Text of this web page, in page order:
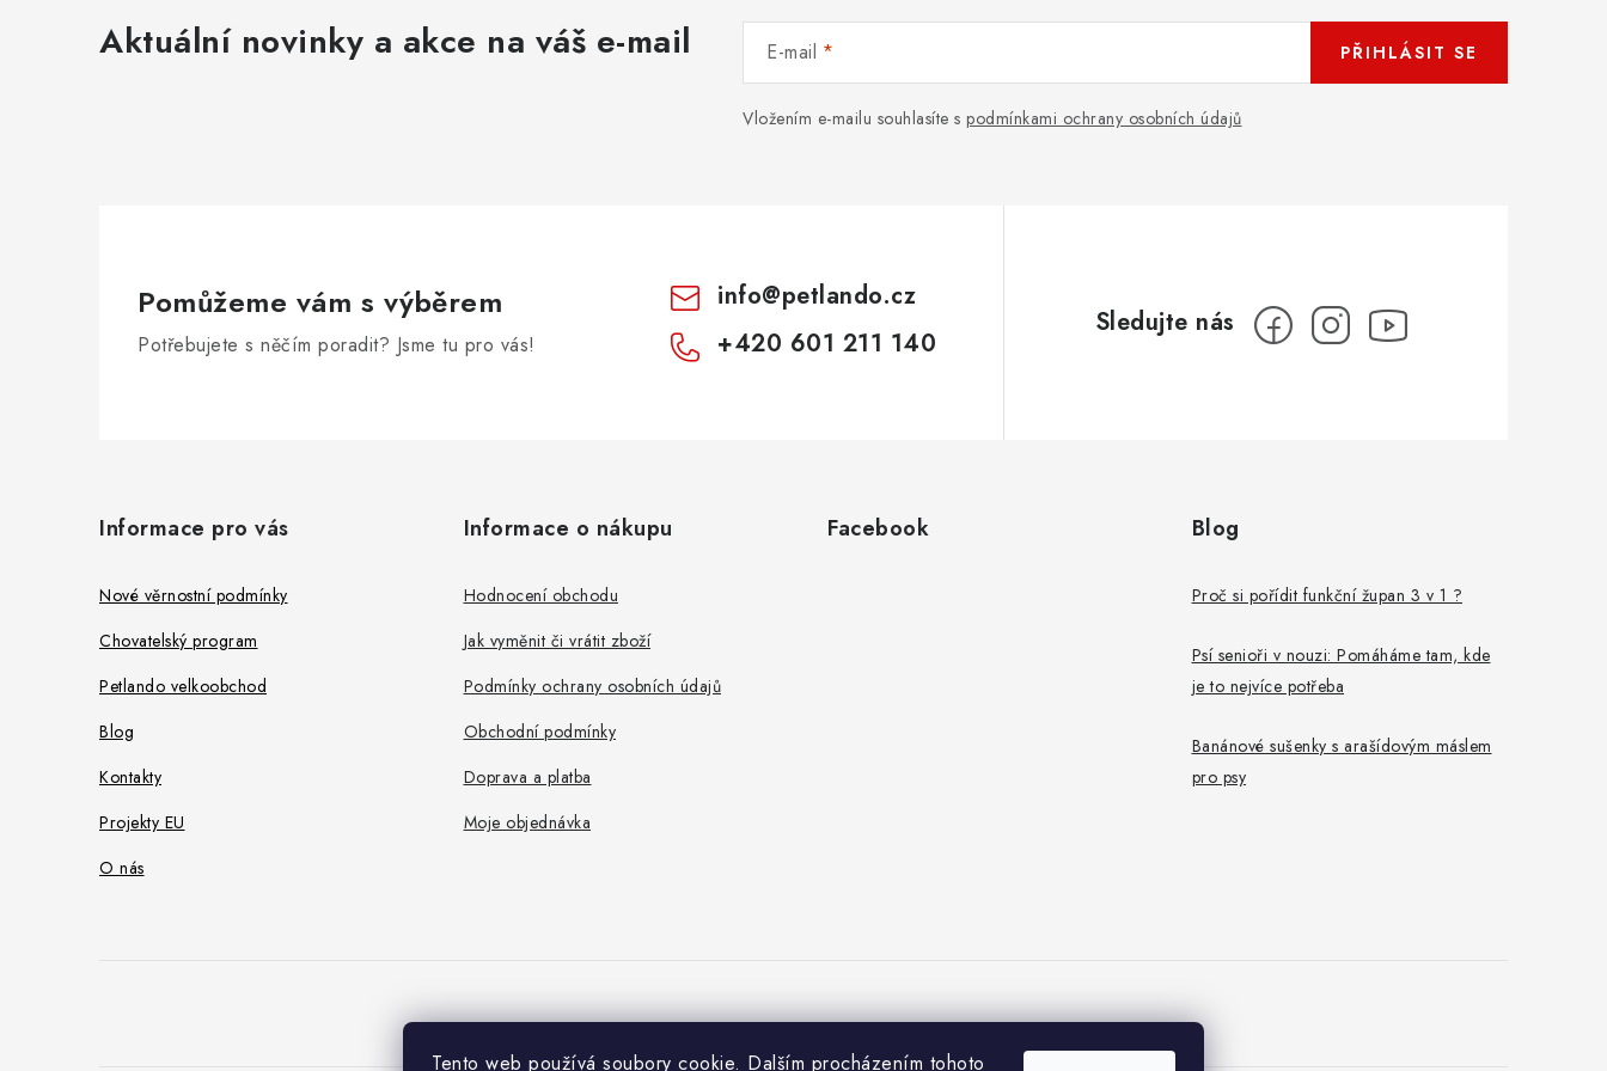
Tento web používá soubory cookie. Dalším procházením tohoto
Aktuální novinky a akce na váš e-mail E-mail
Vložením e-mailu souhlasíte s podmínkami ochrany osobních údajů
PŘIHLÁSIT SE
Pomůžeme vám s výběrem
Potřebujete s něčím poradit? Jsme tu pro vás!
info@petlando.cz
+420 601 211 140
Informace pro vás
Nové věrnostní podmínky
Chovatelský program
Petlando velkoobchod
Blog
Kontakty
Projekty EU
O nás
Informace o nákupu
Hodnocení obchodu
Jak vyměnit či vrátit zboží
Podmínky ochrany osobních údajů
Obchodní podmínky
Doprava a platba
Moje objednávka
Facebook Blog
Proč si pořídit funkční župan 3 v 1 ?
Psí senioři v nouzi: Pomáháme tam, kde
je to nejvíce potřeba
Banánové sušenky s arašídovým máslem
pro psy